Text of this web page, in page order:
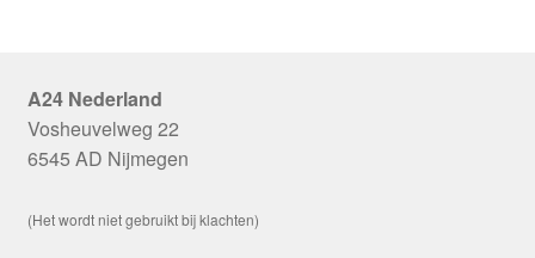
A24 Nederland
Vosheuvelweg 22
6545 AD Nijmegen
(Het wordt niet gebruikt bij klachten)